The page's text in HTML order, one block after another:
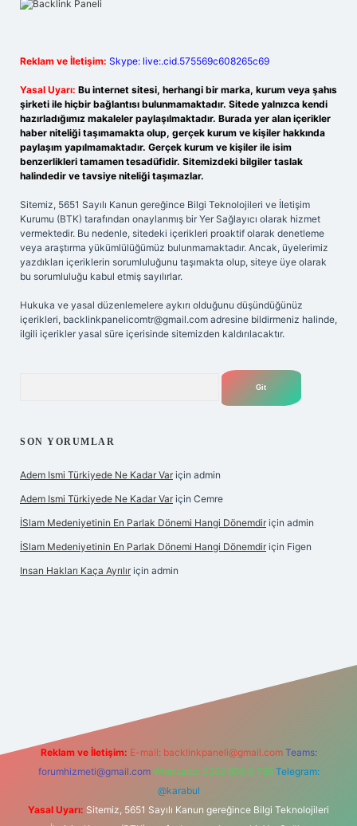
Reklam ve İletişim: Skype: live:.cid.575569c608265c69
Yasal Uyarı: Bu internet sitesi, herhangi bir marka, kurum veya şahıs
şirketi ile hiçbir bağlantısı bulunmamaktadır. Sitede yalnızca kendi
hazırladığımız makaleler paylaşılmaktadır. Burada yer alan içerikler
haber niteliği taşımamakta olup, gerçek kurum ve kişiler hakkında
paylaşım yapılmamaktadır. Gerçek kurum ve kişiler ile isim
benzerlikleri tamamen tesadüfidir. Sitemizdeki bilgiler taslak
halindedir ve tavsiye niteliği taşımazlar.
Sitemiz, 5651 Sayılı Kanun gereğince Bilgi Teknolojileri ve İletişim
Kurumu (BTK) tarafından onaylanmış bir Yer Sağlayıcı olarak hizmet
vermektedir. Bu nedenle, sitedeki içerikleri proaktif olarak denetleme
veya araştırma yükümlülüğümüz bulunmamaktadır. Ancak, üyelerimiz
yazdıkları içeriklerin sorumluluğunu taşımakta olup, siteye üye olarak
bu sorumluluğu kabul etmiş sayılırlar.
Hukuka ve yasal düzenlemelere aykırı olduğunu düşündüğünüz
içerikleri, backlinkpanelicomtr@gmail.com adresine bildirmeniz halinde,
ilgili içerikler yasal süre içerisinde sitemizden kaldırılacaktır.
SON YORUMLAR
Adem Ismi Türkiyede Ne Kadar Var için admin
Adem Ismi Türkiyede Ne Kadar Var için Cemre
İSlam Medeniyetinin En Parlak Dönemi Hangi Dönemdir için admin
İSlam Medeniyetinin En Parlak Dönemi Hangi Dönemdir için Figen
Insan Hakları Kaça Ayrılır için admin
Reklam ve İletişim: E-mail: backlinkpaneli@gmail.com Teams:
forumhizmeti@gmail.com Whatsapp: 0262 606 0 726 Telegram:
@karabul
Yasal Uyarı: Sitemiz, 5651 Sayılı Kanun gereğince Bilgi Teknolojileri